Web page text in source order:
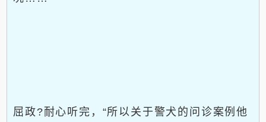
屈政?耐心听完，“所以关于警犬的问诊案例他